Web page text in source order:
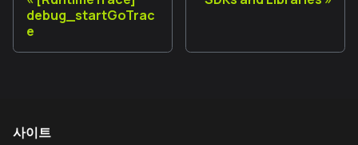
debug_startGoTrac
e
사이트